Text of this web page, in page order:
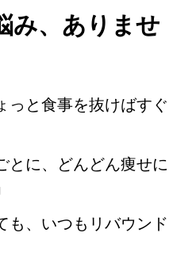
み、ありませ
っと食事を抜けばすぐ
とに、どんどん痩せに
も、いつもリバウンド